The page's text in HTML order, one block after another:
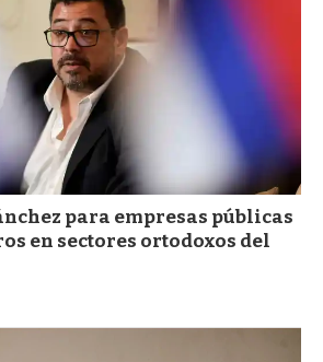
para empresas públicas
en sectores ortodoxos del